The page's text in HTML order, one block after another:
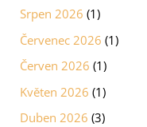
Srpen 2026 (1)
Červenec 2026 (1)
Červen 2026 (1)
Květen 2026 (1)
Duben 2026 (3)